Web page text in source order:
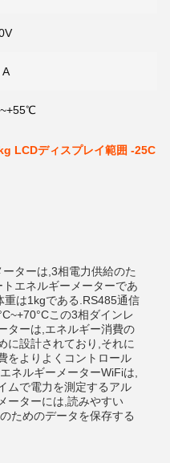
A
LCDディスプレイ範囲 -25C
ターは,3相電力供給のた
エネルギーメーターであ
は1kgである.RS485通信
この3相ダインレ
ターは,エネルギー消費の
に設計されており,それに
をよりよくコントロール
ネルギーメーターWiFiは,
ムで電力を測定するアル
ーターには,読みやすい
ためのデータを保存する